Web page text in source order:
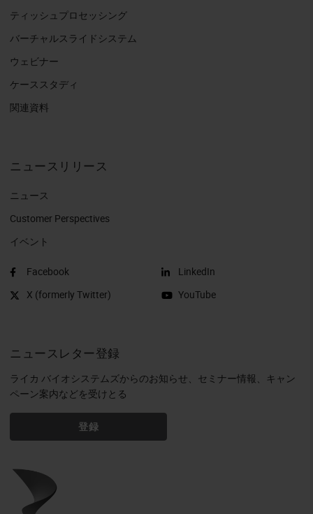
ティッシュプロセッシング
バーチャルスライドシステム
ウェビナー
ケーススタディ
関連資料
ニュースリリース
ニュース
Customer Perspectives​
イベント
Facebook
X (formerly Twitter)
LinkedIn
YouTube
ニュースレター登録
ライカ バイオシステムズからのお知らせ、セミナー情報、キャン
ペーン案内などを受けとる
登録